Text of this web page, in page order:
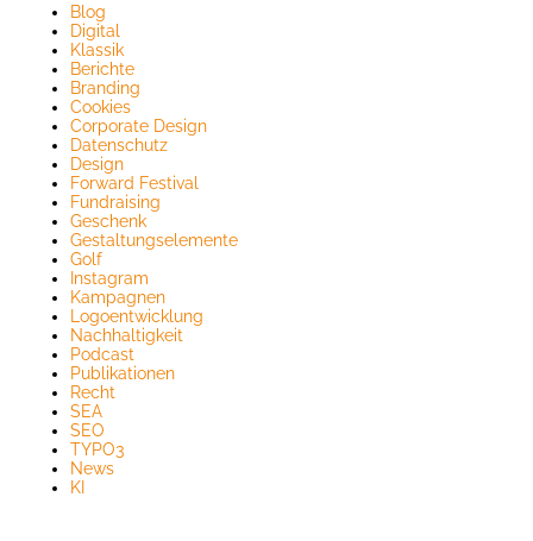
Blog
Digital
Klassik
Berichte
Branding
Cookies
Corporate Design
Datenschutz
Design
Forward Festival
Fundraising
Geschenk
Gestaltungselemente
Golf
Instagram
Kampagnen
Logoentwicklung
Nachhaltigkeit
Podcast
Publikationen
Recht
SEA
SEO
TYPO3
News
KI